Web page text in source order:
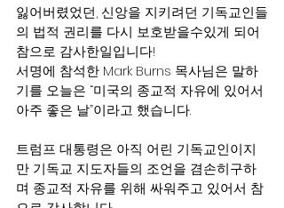
잃어버렸었던, 신앙을 지키려던 기독교인들
의 법적 권리를 다시 보호받을수있게 되어
참으로 감사한일입니다!
서명에 참석한 Mark Burns 목사님은 말하
기를 오늘은 “미국의 종교적 자유에 있어서
아주 좋은 날”이라고 했습니다.
트럼프 대통령은 아직 어린 기독교인이지
만 기독교 지도자들의 조언을 겸손히구하
며 종교적 자유를 위해 싸워주고 있어서 참